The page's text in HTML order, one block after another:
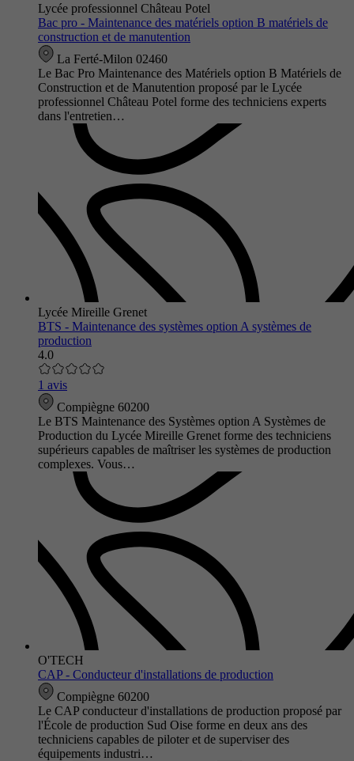
Lycée professionnel Château Potel
Bac pro - Maintenance des matériels option B matériels de
construction et de manutention
La Ferté-Milon 02460
Le Bac Pro Maintenance des Matériels option B Matériels de
Construction et de Manutention proposé par le Lycée
professionnel Château Potel forme des techniciens experts
dans l'entretien…
Lycée Mireille Grenet
BTS - Maintenance des systèmes option A systèmes de
production
4.0
1 avis
Compiègne 60200
Le BTS Maintenance des Systèmes option A Systèmes de
Production du Lycée Mireille Grenet forme des techniciens
supérieurs capables de maîtriser les systèmes de production
complexes. Vous…
O'TECH
CAP - Conducteur d'installations de production
Compiègne 60200
Le CAP conducteur d'installations de production proposé par
l'École de production Sud Oise forme en deux ans des
techniciens capables de piloter et de superviser des
équipements industri…